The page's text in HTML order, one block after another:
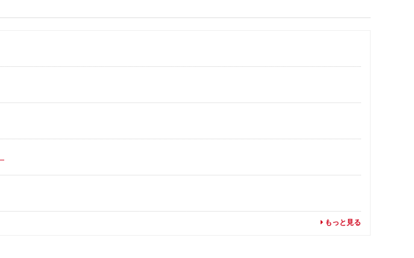
もっと見る